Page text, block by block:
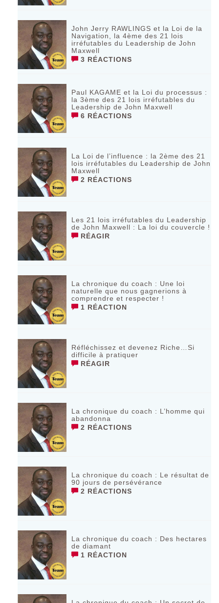
John Jerry RAWLINGS et la Loi de la
Navigation, la 4ème des 21 lois
irréfutables du Leadership de John
Maxwell
3 RÉACTIONS
Paul KAGAME et la Loi du processus :
la 3ème des 21 lois irréfutables du
Leadership de John Maxwell
6 RÉACTIONS
La Loi de l’influence : la 2ème des 21
lois irréfutables du Leadership de John
Maxwell
2 RÉACTIONS
Les 21 lois irréfutables du Leadership
de John Maxwell : La loi du couvercle !
RÉAGIR
La chronique du coach : Une loi
naturelle que nous gagnerions à
comprendre et respecter !
1 RÉACTION
Réfléchissez et devenez Riche…Si
difficile à pratiquer
RÉAGIR
La chronique du coach : L’homme qui
abandonna
2 RÉACTIONS
La chronique du coach : Le résultat de
90 jours de persévérance
2 RÉACTIONS
La chronique du coach : Des hectares
de diamant
1 RÉACTION